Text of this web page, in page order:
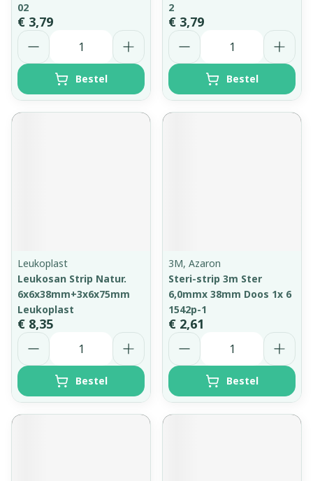
02
€ 3,79
Aantal
Bestel
2
€ 3,79
Aantal
Bestel
Leukoplast
Leukosan Strip Natur.
6x6x38mm+3x6x75mm
Leukoplast
€ 8,35
Aantal
Bestel
3M, Azaron
Steri-strip 3m Ster
6,0mmx 38mm Doos 1x 6
1542p-1
€ 2,61
Aantal
Bestel